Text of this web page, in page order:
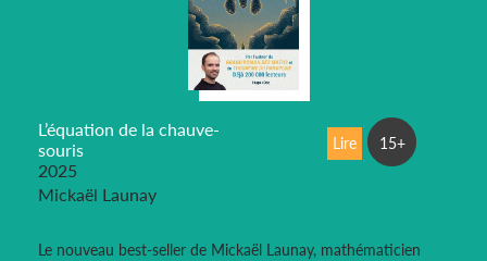
L’équation de la chauve-
souris
2025
Mickaël Launay
Le nouveau best-seller de Mickaël Launay, mathématicien
Lire 15+